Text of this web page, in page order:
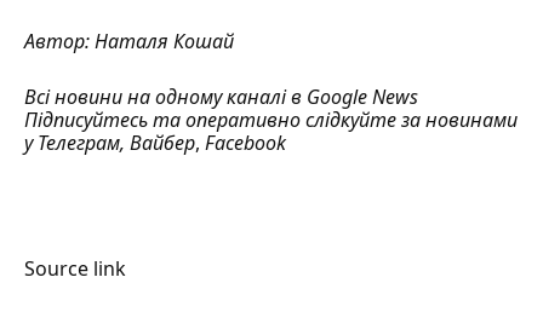
Автор:Наталя Кошай
Всі новини на одному каналі в Google News
Підписуйтесь та оперативно слідкуйте за новинами
уТелеграм, Вайбер, Facebook
Source link